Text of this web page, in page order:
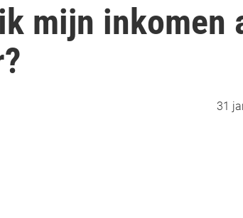
mijn inkomen
31